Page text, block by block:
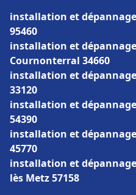
installation et
95460
installation et
Cournonterral 34660
installation et
33120
installation et
54390
installation et
45770
installation et
lès Metz 57158